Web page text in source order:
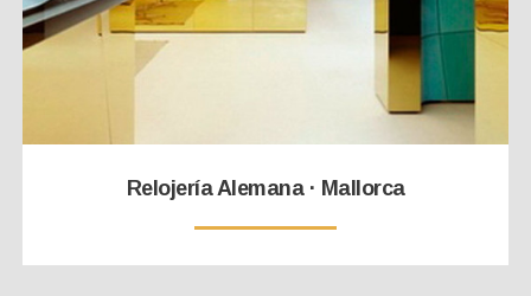
Relojería Alemana · Mallorca